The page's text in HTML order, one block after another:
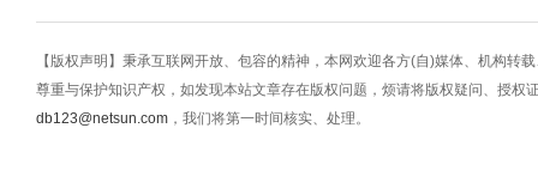
【版权声明】秉承互联网开放、包容的精神，本网欢迎各方(自)媒体、机构转
尊重与保护知识产权，如发现本站文章存在版权问题，烦请将版权疑问、授权
db123@netsun.com ，我们将第一时间核实、处理。